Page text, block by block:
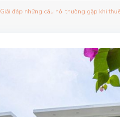
Giải đáp những câu hỏi thường gặp khi